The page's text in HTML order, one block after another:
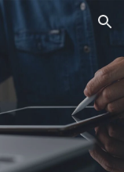
Skip to navigation